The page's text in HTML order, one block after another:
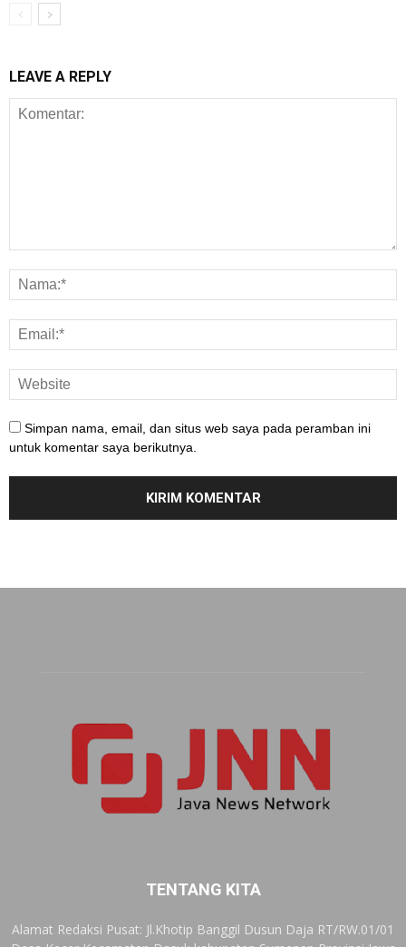
LEAVE A REPLY
Simpan nama, email, dan situs web saya pada peramban ini
untuk komentar saya berikutnya.
TENTANG KITA
Alamat Redaksi Pusat: Jl.Khotip Banggil Dusun Daja RT/RW.01/01